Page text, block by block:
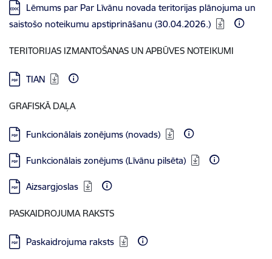
Lejupielādēt:
Lēmums par Par Līvānu novada teritorijas plānojuma un
saistošo noteikumu apstiprināšanu (30.04.2026.)
TERITORIJAS IZMANTOŠANAS UN APBŪVES NOTEIKUMI
Lejupielādēt:
TIAN
GRAFISKĀ DAĻA
Lejupielādēt:
Funkcionālais zonējums (novads)
Lejupielādēt:
Funkcionālais zonējums (Līvānu pilsēta)
Lejupielādēt:
Aizsargjoslas
PASKAIDROJUMA RAKSTS
Lejupielādēt:
Paskaidrojuma raksts